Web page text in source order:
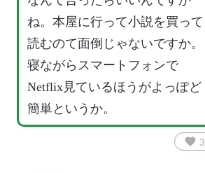
ね。本屋に行って小説を買って
読むのて面倒じゃないですか。
寝ながらスマートフォンで
Netflix見ているほうがよっぽど
簡単というか。
favorite 3